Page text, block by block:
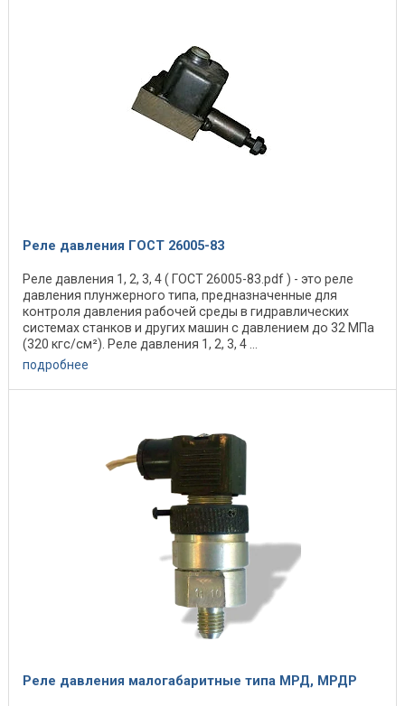
Реле давления ГОСТ 26005-83
Реле давления 1, 2, 3, 4 ( ГОСТ 26005-83.pdf ) - это реле
давления плунжерного типа, предназначенные для
контроля давления рабочей среды в гидравлических
системах станков и других машин с давлением до 32 МПа
(320 кгс/см²). Реле давления 1, 2, 3, 4 ...
подробнее
Реле давления малогабаритные типа МРД, МРДР